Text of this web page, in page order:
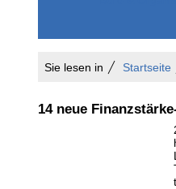
Sie lesen in Startseite
14 neue